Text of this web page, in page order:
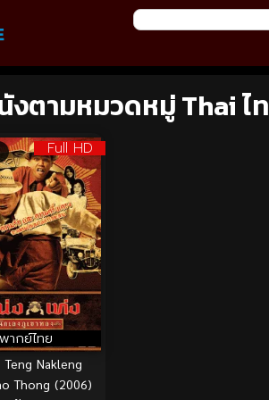
งตามหมวดหมู่ Thai ไ
Full HD
พากย์ไทย
Teng Nakleng
Thong (2006)